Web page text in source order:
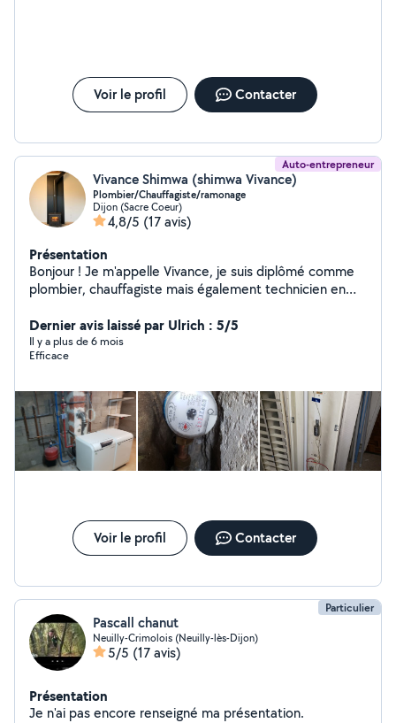
Voir le profil Contacter
Auto-entrepreneur
Vivance Shimwa (shimwa Vivance)
Plombier/Chauffagiste/ramonage
Dijon (Sacre Coeur)
4,8/5 (17 avis)
Présentation
Bonjour ! Je m'appelle Vivance, je suis diplômé comme
plombier, chauffagiste mais également technicien en
disponible pour des services de dépannage,
d'installation, de maintenance ou de conseils (pour la
climatisation). N'hésitez pas à me contacter pour plus
agglomération. À très bientôt !
Dernier avis laissé par Ulrich : 5/5
Il y a plus de 6 mois
Efficace
Voir le profil Contacter
Particulier
Pascall chanut
Neuilly-Crimolois (Neuilly-lès-Dijon)
5/5 (17 avis)
Présentation
Je n'ai pas encore renseigné ma présentation.